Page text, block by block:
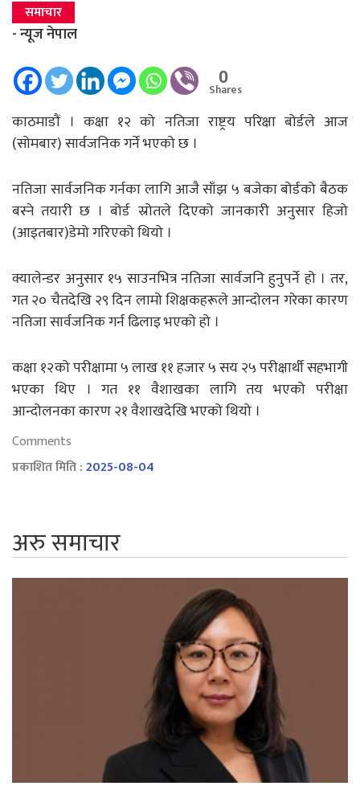
समाचार
- न्यूज नेपाल
0
Shares
काठमाडौं । कक्षा १२ को नतिजा राष्ट्रय परिक्षा बोर्डले आज
(सोमबार) सार्वजनिक गर्ने भएको छ ।
नतिजा सार्वजनिक गर्नका लागि आजै साँझ ५ बजेका बोर्डको बैठक
बस्ने तयारी छ । बोर्ड स्रोतले दिएको जानकारी अनुसार हिजो
(आइतबार)डेमो गरिएको थियो ।
क्यालेन्डर अनुसार १५ साउनभित्र नतिजा सार्वजनि हुनुपर्ने हो । तर,
गत २० चैतदेखि २९ दिन लामो शिक्षकहरूले आन्दोलन गरेका कारण
नतिजा सार्वजनिक गर्न ढिलाइ भएको हो ।
कक्षा १२को परीक्षामा ५ लाख ११ हजार ५ सय २५ परीक्षार्थी सहभागी
भएका थिए । गत ११ वैशाखका लागि तय भएको परीक्षा
आन्दोलनका कारण २१ वैशाखदेखि भएको थियो ।
Comments
प्रकाशित मिति :2025-08-04
अरु समाचार